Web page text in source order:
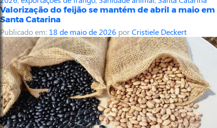
Valorização do feijão se mantém de abril a maio em
Santa Catarina
Publicado em: 18 de maio de 2026 porCristiele Deckert